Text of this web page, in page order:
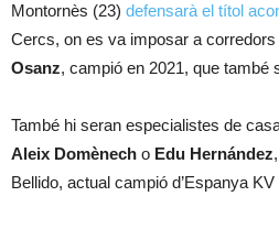
Montornès (23) defensarà el títol
Cercs, on es va imposar a corredors
Osanz, campió en 2021, que també
També hi seran especialistes de
Aleix Domènech o Edu Hernández
Bellido, actual campió d’Espanya